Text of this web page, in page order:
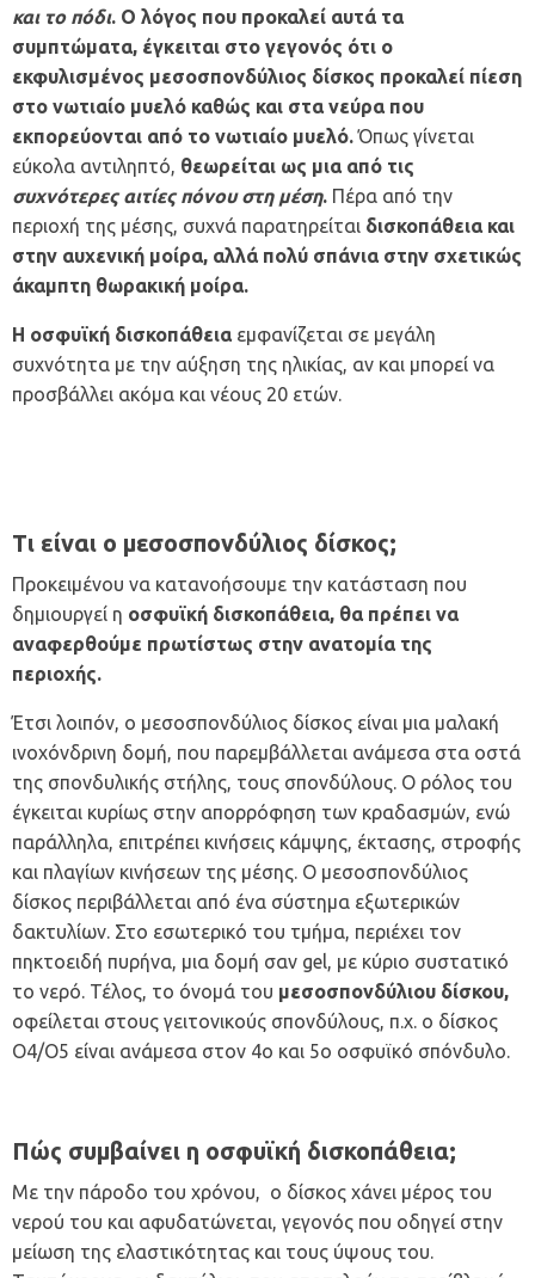
και το πόδι. Ο λόγος που προκαλεί αυτά τα
συμπτώματα, έγκειται στο γεγονός ότι ο
εκφυλισμένος μεσοσπονδύλιος δίσκος προκαλεί πίεση
στο νωτιαίο μυελό καθώς και στα νεύρα που
εκπορεύονται από το νωτιαίο μυελό.Όπως γίνεται
εύκολα αντιληπτό, θεωρείται ως μια από τις
συχνότερες αιτίες πόνου στη μέση. Πέρα από την
περιοχή της μέσης, συχνά παρατηρείται δισκοπάθεια και
στην αυχενική μοίρα, αλλά πολύ σπάνια στην σχετικώς
άκαμπτη θωρακική μοίρα.
Η οσφυϊκή δισκοπάθεια εμφανίζεται σε μεγάλη
συχνότητα με την αύξηση της ηλικίας, αν και μπορεί να
προσβάλλει ακόμα και νέους 20 ετών.
Τι είναι ο μεσοσπονδύλιος δίσκος;
Προκειμένου να κατανοήσουμε την κατάσταση που
δημιουργεί η οσφυϊκή δισκοπάθεια, θα πρέπει να
αναφερθούμε πρωτίστως στην ανατομία της
περιοχής.
Έτσι λοιπόν, ο μεσοσπονδύλιος δίσκος είναι μια μαλακή
ινοχόνδρινη δομή, που παρεμβάλλεται ανάμεσα στα οστά
της σπονδυλικής στήλης, τους σπονδύλους. Ο ρόλος του
έγκειται κυρίως στην απορρόφηση των κραδασμών, ενώ
παράλληλα, επιτρέπει κινήσεις κάμψης, έκτασης, στροφής
και πλαγίων κινήσεων της μέσης. Ο μεσοσπονδύλιος
δίσκος περιβάλλεται από ένα σύστημα εξωτερικών
δακτυλίων. Στο εσωτερικό του τμήμα, περιέχει τον
πηκτοειδή πυρήνα, μια δομή σαν gel, με κύριο συστατικό
το νερό. Τέλος, το όνομά του μεσοσπονδύλιου δίσκου,
οφείλεται στους γειτονικούς σπονδύλους, π.χ. ο δίσκος
Ο4/Ο5 είναι ανάμεσα στον 4ο και 5ο οσφυϊκό σπόνδυλο.
Πώς συμβαίνει η οσφυϊκή δισκοπάθεια;
Με την πάροδο του χρόνου, ο δίσκος χάνει μέρος του
νερού του και αφυδατώνεται, γεγονός που οδηγεί στην
μείωση της ελαστικότητας και τους ύψους του.